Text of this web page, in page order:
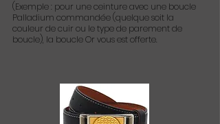
(Exemple : pour une ceinture avec une boucle
Palladium commandée (quelque soit la
couleur de cuir ou le type de parement de
boucle), la boucle Or vous est offerte.